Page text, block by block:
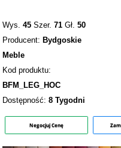
Wys.45 Szer.71 Gł.50
Producent: Bydgoskie
Meble
Kod produktu:
BFM_LEG_HOC
Dostępność:8 Tygodni
Negocjuj Cenę